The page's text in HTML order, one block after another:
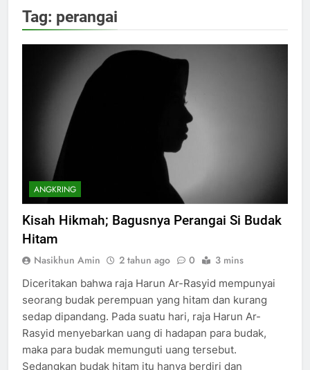
Tag: perangai
ANGKRING
Kisah Hikmah; Bagusnya Perangai Si Budak
Hitam
Nasikhun Amin 2 tahun ago 0 3 mins
Diceritakan bahwa raja Harun Ar-Rasyid mempunyai
seorang budak perempuan yang hitam dan kurang
sedap dipandang. Pada suatu hari, raja Harun Ar-
Rasyid menyebarkan uang di hadapan para budak,
maka para budak memunguti uang tersebut.
Sedangkan budak hitam itu hanya berdiri dan